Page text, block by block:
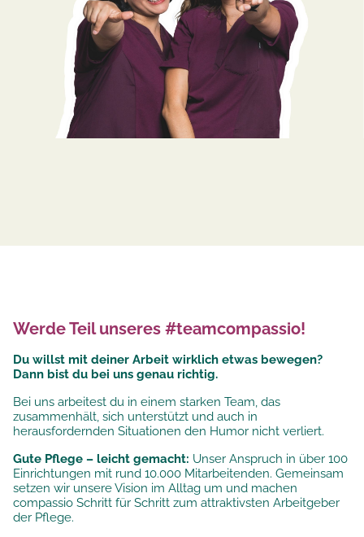
Werde Teil unseres #teamcompassio!
Du willst mit deiner Arbeit wirklich etwas bewegen?
Dann bist du bei uns genau richtig.
Bei uns arbeitest du in einem starken Team, das
zusammenhält, sich unterstützt und auch in
herausfordernden Situationen den Humor nicht verliert.
Gute Pflege – leicht gemacht: Unser Anspruch in über 100
Einrichtungen mit rund 10.000 Mitarbeitenden. Gemeinsam
setzen wir unsereVision im Alltag um und machen
compassio Schritt für Schritt zum attraktivsten Arbeitgeber
der Pflege.